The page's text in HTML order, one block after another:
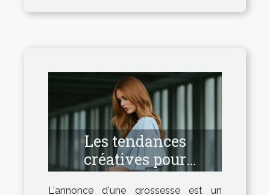
Les tendances
créatives pour
annoncer une
L'annonce d'une grossesse est un